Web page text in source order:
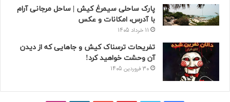
پارک ساحلی سیمرغ کیش | ساحل مرجانی آرام
با آدرس، امکانات و عکس
11 خرداد 1405
تفریحات ترسناک کیش و جاهایی که از دیدن
آن وحشت خواهید کرد!
30 فروردین 1405